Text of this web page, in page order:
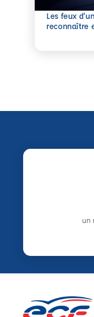
Les feux
reconnaître
En savoir plus
un